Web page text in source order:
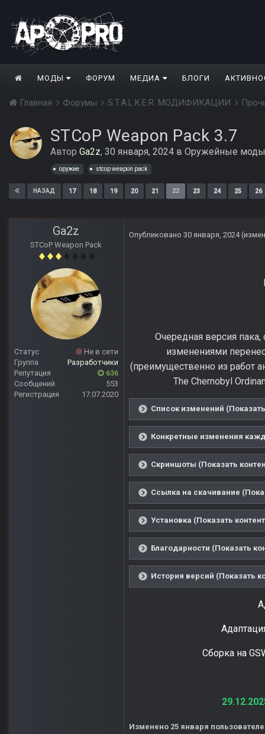
МОДЫ ФОРУМ МЕДИА БЛОГИ
Главная Форумы S.T.A.L.K.E.R. МОДИФИКАЦИИ
STCoP Weapon Pack 3.7
Автор Ga2z, 30 января, 2024 в Оружейные моды
оружие stcop weapon pack
НАЗАД 17 18 19 20 21 22 23 24 25 26
Ga2z
STCoP Weapon Pack
Статус
Не в сети
Группа
Разработчики
Репутация
636
Сообщений
553
Регистрация
17.07.2020
Опубликовано 30 января, 2024
Очередная версия
изменениями
(преимущественно из работ
The Chernobyl
Список изменений
Конкретные изменения
Скриншоты (Показать
Ссылка на скачивание
Установка (Показать
Благодарности (Показать
История версий (Показать
Сборка на
Изменено 25 января